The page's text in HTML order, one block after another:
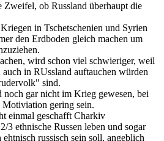
ob Russland überhaupt die
in Tschetschenien und Syrien
den Erdboden gleich machen um
wird schon viel schwieriger, weil
in RUssland auftauchen würden
sind.
noch gar nicht im Krieg gewesen, bei
gering sein.
einmal geschafft Charkiv
3 ethnische Russen leben und sogar
russisch sein soll, angeblich